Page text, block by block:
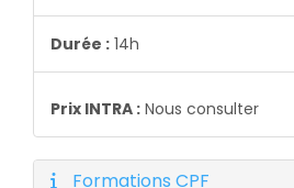
Durée : 14h
Prix INTRA : Nous consulter
Formations CPF